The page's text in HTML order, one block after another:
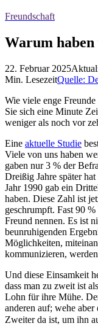
Freundschaft
Warum
22. Februar 2025
Min. LesezeitQuelle:
Wie viele enge
Sie sich eine Minute
weniger als noch vor
Eine aktuelle Studie
Viele von uns haben
gaben nur 3 % der
Dreißig Jahre später
Jahr 1990 gab ein
haben. Diese Zahl ist
geschrumpft. Fast 90
Freund nennen. Es ist
beunruhigenden
Möglichkeiten,
kommunizieren,
Und diese Einsamkeit
dass man zu zweit ist
Lohn für ihre Mühe.
anderen auf; wehe
Zweiter da ist, um ihn